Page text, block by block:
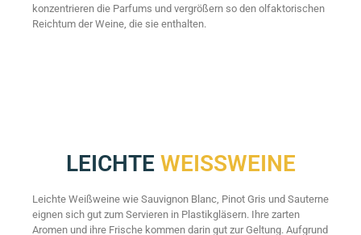
konzentrieren die Parfums und vergrößern so den olfaktorischen
Reichtum der Weine, die sie enthalten.
LEICHTE WEISSWEINE
Leichte Weißweine wie Sauvignon Blanc, Pinot Gris und Sauterne
eignen sich gut zum Servieren in Plastikgläsern. Ihre zarten
Aromen und ihre Frische kommen darin gut zur Geltung. Aufgrund